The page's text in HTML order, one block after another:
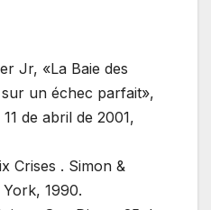
Jr, «La Baie des
un échec parfait»,
de abril de 2001,
Crises . Simon &
1990.